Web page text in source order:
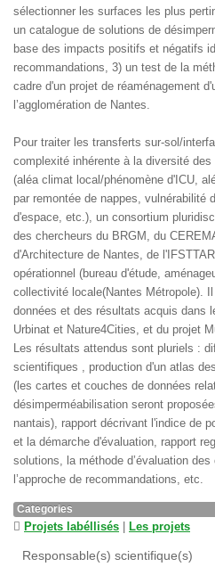
sélectionner les surfaces les plus
un catalogue de solutions de
base des impacts positifs et négatifs
recommandations, 3) un test de la
cadre d'un projet de réaménagement
l’agglomération de Nantes.
Pour traiter les transferts sur-sol/
complexité inhérente à la diversité
(aléa climat local/phénomène d'ICU,
par remontée de nappes, vulnérabilité
d'espace, etc.), un consortium
des chercheurs du BRGM, du
d'Architecture de Nantes, de
opérationnel (bureau d'étude,
collectivité locale(Nantes Métropole).
données et des résultats acquis dans
Urbinat et Nature4Cities, et du projet
Les résultats attendus sont pluriels :
scientifiques , production d'un atlas
(les cartes et couches de données
désimperméabilisation seront
nantais), rapport décrivant l'indice de
et la démarche d'évaluation, rapport
solutions, la méthode d’évaluation
l’approche de recommandations, etc.
Categories
Projets labéllisés Les projets
Responsable(s) scientifique(s)